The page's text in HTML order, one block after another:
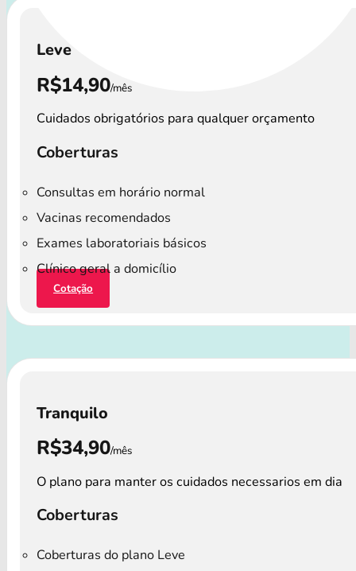
Leve
R$14,90/mês
Cuidados obrigatórios para qualquer orçamento
Coberturas
Consultas em horário normal
Vacinas recomendados
Exames laboratoriais básicos
Clínico geral a domicílio
Cotação
Tranquilo
R$34,90/mês
O plano para manter os cuidados necessarios em dia
Coberturas
Coberturas do plano Leve